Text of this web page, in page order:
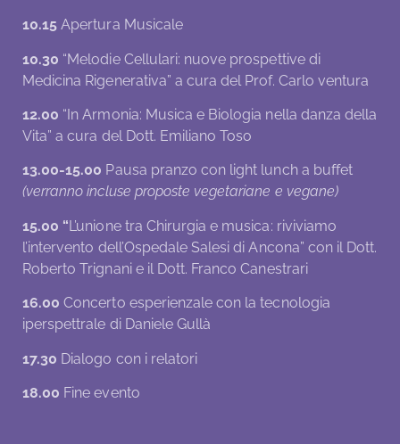
10.15 Apertura Musicale
10.30 “Melodie Cellulari: nuove prospettive di
Medicina Rigenerativa” a cura del Prof. Carlo ventura
12.00 “In Armonia: Musica e Biologia nella danza della
Vita” a cura del Dott. Emiliano Toso
13.00-15.00 Pausa pranzo con light lunch a buffet
(verranno incluse proposte vegetariane e vegane)
15.00 “L’unione tra Chirurgia e musica: riviviamo
l’intervento dell’Ospedale Salesi di Ancona” con il Dott.
Roberto Trignani e il Dott. Franco Canestrari
16.00 Concerto esperienzale con la tecnologia
iperspettrale di Daniele Gullà
17.30 Dialogo con i relatori
18.00 Fine evento